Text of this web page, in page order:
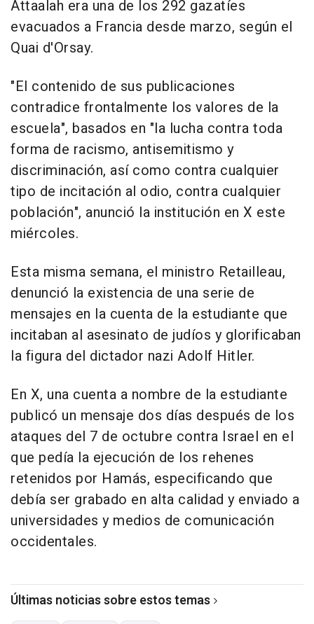
Attaalah era una de los 292 gazatíes
evacuados a Francia desde marzo, según el
Quai d'Orsay.
"El contenido de sus publicaciones
contradice frontalmente los valores de la
escuela", basados en "la lucha contra toda
forma de racismo, antisemitismo y
discriminación, así como contra cualquier
tipo de incitación al odio, contra cualquier
población", anunció la institución en X este
miércoles.
Esta misma semana, el ministro Retailleau,
denunció la existencia de una serie de
mensajes en la cuenta de la estudiante que
incitaban al asesinato de judíos y glorificaban
la figura del dictador nazi Adolf Hitler.
En X, una cuenta a nombre de la estudiante
publicó un mensaje dos días después de los
ataques del 7 de octubre contra Israel en el
que pedía la ejecución de los rehenes
retenidos por Hamás, especificando que
debía ser grabado en alta calidad y enviado a
universidades y medios de comunicación
occidentales.
Últimas noticias sobre estos temas